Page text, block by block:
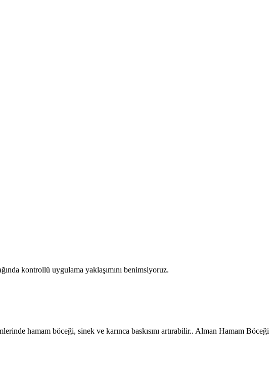
kontrollü uygulama yaklaşımını benimsiyoruz.
hamam böceği, sinek ve karınca baskısını artırabilir.. Alman Hamam Böceği